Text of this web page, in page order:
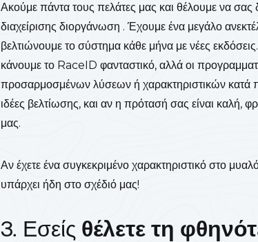
Ακούμε πάντα τους πελάτες μας και θέλουμε να
διαχείρισης διοργάνωση . Έχουμε ένα μεγάλο
βελτιώνουμε το σύστημα κάθε μήνα με νέες
κάνουμε το RaceID φανταστικό, αλλά οι
προσαρμοσμένων λύσεων ή χαρακτηριστικών κατά
ιδέες βελτίωσης, και αν η πρότασή σας είναι καλή,
μας.
Αν έχετε ένα συγκεκριμένο χαρακτηριστικό στο
υπάρχει ήδη στο σχέδιό μας!
3. Εσείς θέλετε τη